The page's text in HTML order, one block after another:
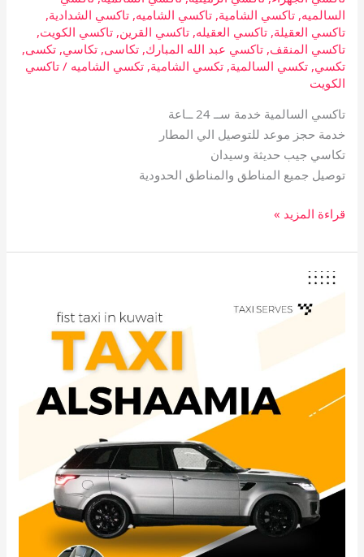
السالميه,تاكسي الشامية,تاكسي الشاميه,تاكسي الشدادية,
تاكسي العقيلة,تاكسي العقيله,تاكسي القرين,تاكسي الكويت,
تاكسي المنقف,تاكسي عبد الله المبارك,تكاسى,تكاسي,تكسى,
تكسي,تكسي السالمية,تكسي الشامية,تكسي الشاميه /تاكسي
الكويت
تاكسي السالمية خدمة ســ 24 ــاعة
خدمة حجز موعد للتوصيل الي المطار
تكاسي جيب حديثة وسيدان
توصيل جميع المناطق والمناطق الحدودية
قراءة المزيد »
تاكسي
الشامية